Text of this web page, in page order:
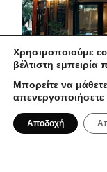
1 Αυγούστου 2026
Χρησιμοποιούμε
βέλτιστη
Μπορείτε να
απενεργοποιήσετε
Αποδοχή